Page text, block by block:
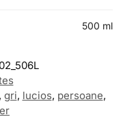
500 ml
, gri, lucios, persoane,